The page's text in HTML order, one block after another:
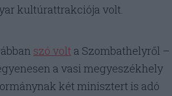
kultúrattrakciója volt.
szó volt a Szombathelyről –
a vasi megyeszékhely
két minisztert is adó